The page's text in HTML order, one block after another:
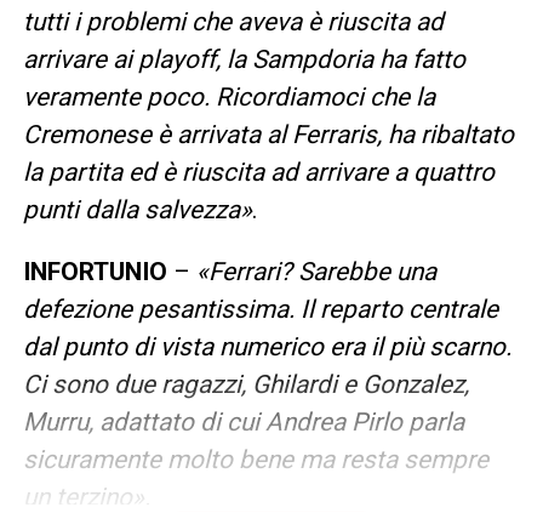
tutti i problemi che aveva è riuscita ad
arrivare ai playoff, la Sampdoria ha fatto
veramente poco. Ricordiamoci che la
Cremonese è arrivata al Ferraris, ha ribaltato
la partita ed è riuscita ad arrivare a quattro
punti dalla salvezza».
INFORTUNIO – «Ferrari? Sarebbe una
defezione pesantissima. Il reparto centrale
dal punto di vista numerico era il più scarno.
Ci sono due ragazzi, Ghilardi e Gonzalez,
Murru, adattato di cui Andrea Pirlo parla
sicuramente molto bene ma resta sempre
un terzino».